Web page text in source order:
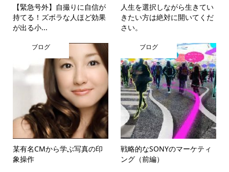
【緊急号外】自撮りに自信が
持てる！ズボラな人ほど効果
が出る小...
人生を選択しながら生きてい
きたい方は絶対に開いてくだ
さい。
ブログ
某有名CMから学ぶ写真の印
象操作
ブログ
戦略的なSONYのマーケティ
ング（前編）